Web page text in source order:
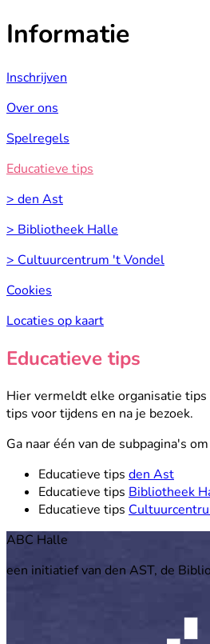
Informatie
Inschrijven
Over ons
Spelregels
Educatieve tips
> den Ast
> Bibliotheek Halle
> Cultuurcentrum 't Vondel
Cookies
Locaties op kaart
Educatieve tips
Hier vermeldt elke organisatie
tips voor tijdens en na je bezoek.
Ga naar één van de subpagina's
Educatieve tips den Ast
Educatieve tips Bibliotheek
Educatieve tips
Footer
ABC Halle
een initiatief van den AST, de